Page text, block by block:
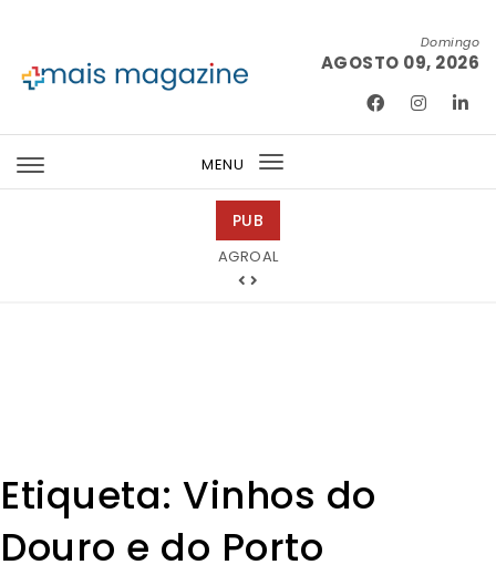
Domingo
AGOSTO 09, 2026
MENU
Toggle
PUB
AGROAL
Tintas 2000
Etiqueta: Vinhos do
Douro e do Porto